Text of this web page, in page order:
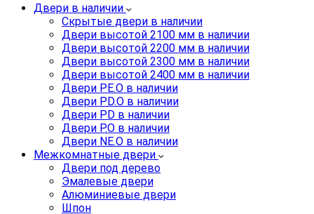
Двери в наличии
Скрытые двери в наличии
Двери высотой 2100 мм в наличии
Двери высотой 2200 мм в наличии
Двери высотой 2300 мм в наличии
Двери высотой 2400 мм в наличии
Двери PE.O в наличии
Двери PD.O в наличии
Двери PD в наличии
Двери P.O в наличии
Двери NE.O в наличии
Межкомнатные двери
Двери под дерево
Эмалевые двери
Алюминиевые двери
Шпон